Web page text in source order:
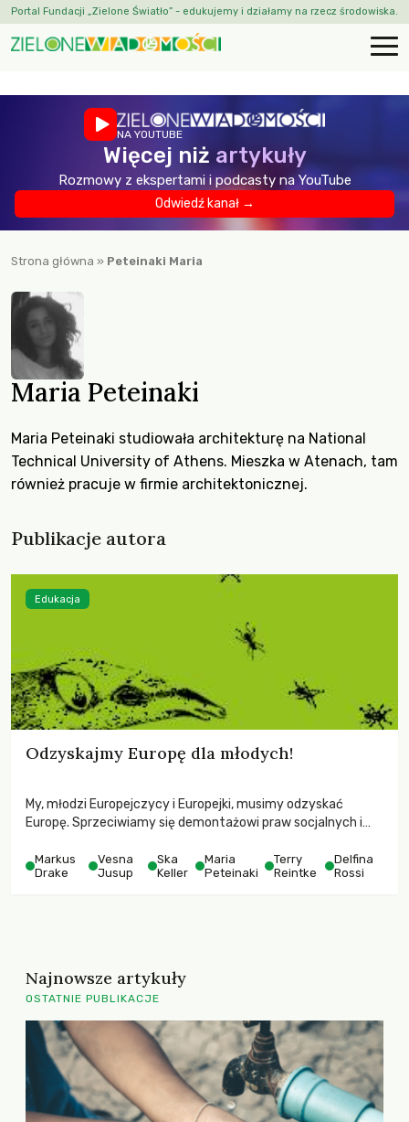
Portal Fundacji „Zielone Światło” - edukujemy i działamy na rzecz środowiska.
NA YOUTUBE
Więcej niż artykuły
Rozmowy z ekspertami i podcasty na YouTube
Odwiedź kanał →
Strona główna » Peteinaki Maria
Maria Peteinaki
Maria Peteinaki studiowała architekturę na National
Technical University of Athens. Mieszka w Atenach, tam
również pracuje w firmie architektonicznej.
Publikacje autora
Odzyskajmy Europę dla młodych!
My, młodzi Europejczycy i Europejki, musimy odzyskać
Europę. Sprzeciwiamy się demontażowi praw socjalnych i
Przyłączcie się do nas!
Markus
Drake
Vesna
Jusup
Ska
Keller
Maria
Peteinaki
Terry
Reintke
Delfina
Rossi
Edukacja
Najnowsze artykuły
OSTATNIE PUBLIKACJE